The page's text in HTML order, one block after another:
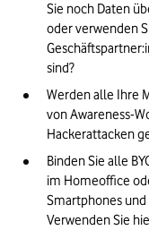
Sie noch Daten
oder verwenden
sind?
Werden alle Ihre
von Awareness-
Hackerattacken
Binden Sie alle
im Homeoffice
Smartphones
Verwenden Sie